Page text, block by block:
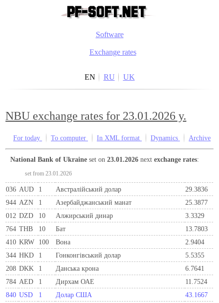
Software
Exchange rates
EN RU UK
NBU exchange rates for 23.01.2026 y.
For today To computer In XML format Dynamics Archive
National Bank of Ukraine set on23.01.2026 nextexchange rates:
set from 23.01.2026
036 AUD 1 Австралійський долар
29.3836
944 AZN 1 Азербайджанський манат
25.3877
012 DZD 10 Алжирський динар
3.3329
764 THB 10 Бат
13.7803
410 KRW 100 Вона
2.9404
344 HKD 1 Гонконгівський долар
5.5355
208 DKK 1 Данська крона
6.7641
784 AED 1 Дирхам ОАЕ
11.7524
840 USD 1 Долар США
43.1667